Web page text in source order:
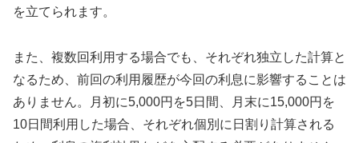
を立てられます。
また、複数回利用する場合でも、それぞれ独立した計算と
なるため、前回の利用履歴が今回の利息に影響することは
ありません。月初に5,000円を5日間、月末に15,000円を
10日間利用した場合、それぞれ個別に日割り計算される